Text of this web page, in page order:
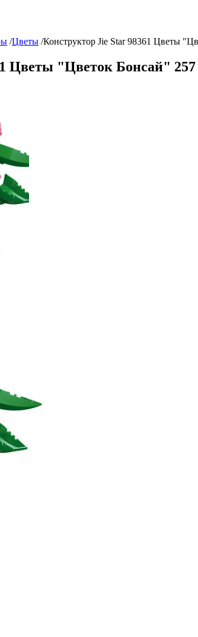
/Цветы /Конструктор Jie Star 98361 Цветы
Цветы "Цветок Бонсай" 257